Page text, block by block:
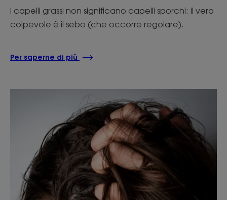
I capelli grassi non significano capelli sporchi: il vero
colpevole è il sebo (che occorre regolare).
Per saperne di più